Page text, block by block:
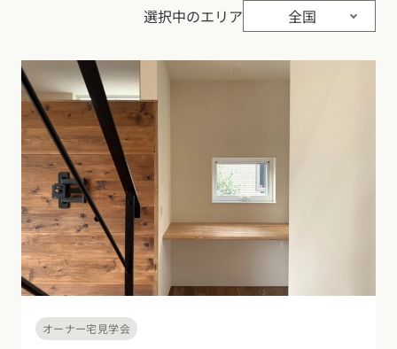
選択中のエリア 全国
オーナー宅見学会